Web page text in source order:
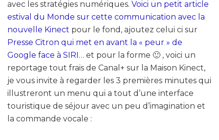
avec les stratégies numériques. Voici un petit article
estival du Monde sur cette communication avec la
nouvelle Kinect pour le fond, ajoutez celui ci sur
Presse Citron qui met en avant la « peur » de
Google face à SIRI… et pour la forme 🙂 , voici un
reportage tout frais de Canal+ sur la Maison Kinect,
je vous invite à regarder les 3 premières minutes qui
illustreront un menu qui a tout d’une interface
touristique de séjour avec un peu d’imagination et
la commande vocale :